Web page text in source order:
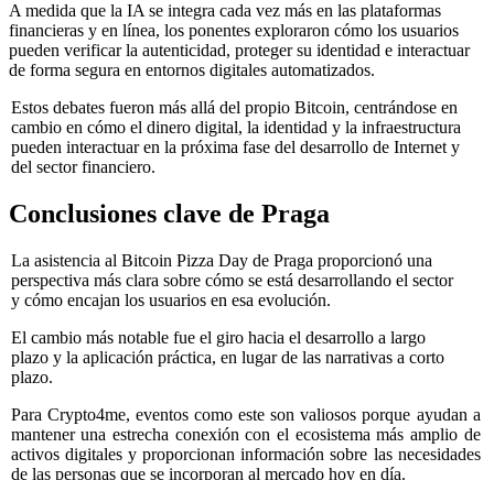
A medida que la IA se integra cada vez más en las plataformas
financieras y en línea, los ponentes exploraron cómo los usuarios
pueden verificar la autenticidad, proteger su identidad e interactuar
de forma segura en entornos digitales automatizados.
Estos debates fueron más allá del propio Bitcoin, centrándose en
cambio en cómo el dinero digital, la identidad y la infraestructura
pueden interactuar en la próxima fase del desarrollo de Internet y
del sector financiero.
Conclusiones clave de Praga
La asistencia al Bitcoin Pizza Day de Praga proporcionó una
perspectiva más clara sobre cómo se está desarrollando el sector
y cómo encajan los usuarios en esa evolución.
El cambio más notable fue el giro hacia el desarrollo a largo
plazo y la aplicación práctica, en lugar de las narrativas a corto
plazo.
Para Crypto4me, eventos como este son valiosos porque ayudan a
mantener una estrecha conexión con el ecosistema más amplio de
activos digitales y proporcionan información sobre las necesidades
de las personas que se incorporan al mercado hoy en día.